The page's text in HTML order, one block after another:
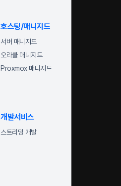
호스팅/매니지드
서버 매니지드
오라클 매니지드
Proxmox 매니지드
개발서비스
스트리밍 개발